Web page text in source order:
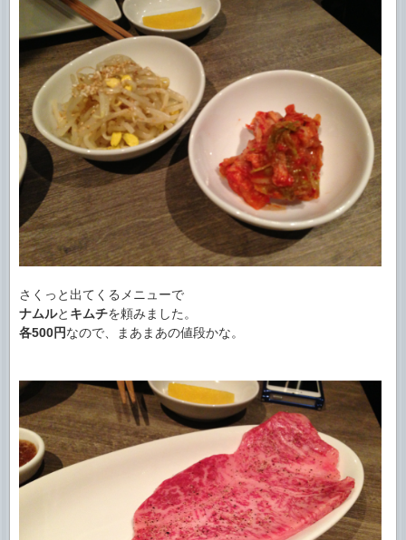
さくっと出てくるメニューで
ナムルと キムチを頼みました。
各500円なので、まあまあの値段かな。